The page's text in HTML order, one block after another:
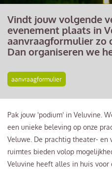
Vindt jouw volgende
evenement plaats in
aanvraagformulier zo
Dan organiseren we
aanvraagformulier
Pak jouw 'podium' in Veluvine.
een unieke beleving op onze
Veluwe. De prachtig theater- en
ruimtes bieden volop
Veluvine heeft alles in huis voor